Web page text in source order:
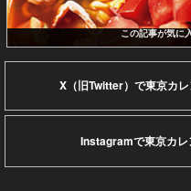
この記事が気に
X（旧Twitter）で東京カ
Instagramで東京カレ